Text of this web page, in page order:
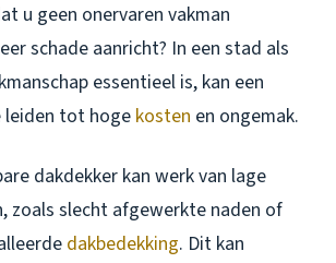
u geen onervaren vakman
schade aanricht? In een stad als
essentieel is, kan een
leiden tot hoge kosten en ongemak.
dakdekker kan werk van lage
zoals slecht afgewerkte naden of
dakbedekking. Dit kan